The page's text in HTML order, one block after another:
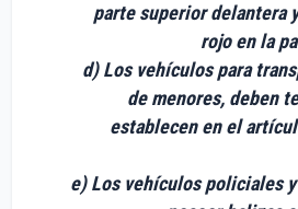
parte superior delantera
rojo en la
d) Los vehículos para
de menores, deben
establecen en el
e) Los vehículos policiales